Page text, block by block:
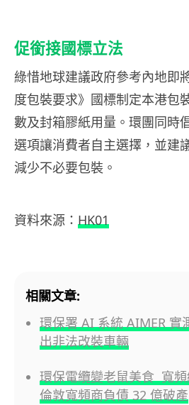
促銜接國標立法
綠惜地球建議政府參考內地即
度包裝要求》國標制定本港包
數及封箱膠紙用量。環團同時
選項讓消費者自主選擇，並建
減少不必要包裝。
資料來源： HK01
相關文章:
環保署 AI 系統 AIMER 實
出非法改裝車輛
環保電纜變老鼠美食 寬
倫敦寬頻商負債 32 億破產